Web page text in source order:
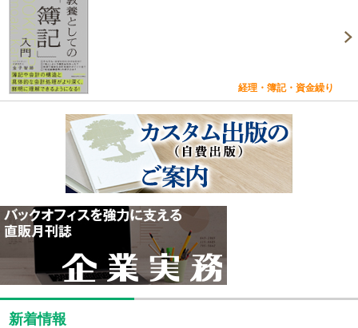
経理・簿記・資金繰り
新着情報